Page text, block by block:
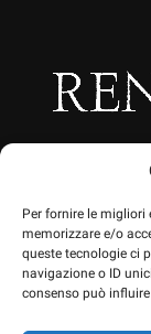
Per fornire le migliori
memorizzare e/o
queste tecnologie ci
navigazione o ID
consenso può
HOME